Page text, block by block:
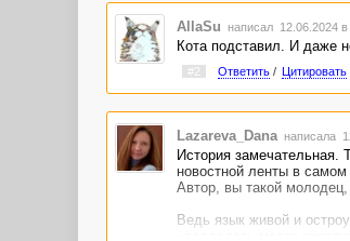
AllaSu написал 12.06.2024 в
Кота подставил. И даже
#2 Ответить/ Цитировать
Lazareva_Dana написала
История замечательная.
новостной ленты в самом
Автор, вы такой
Ведь язык живой и